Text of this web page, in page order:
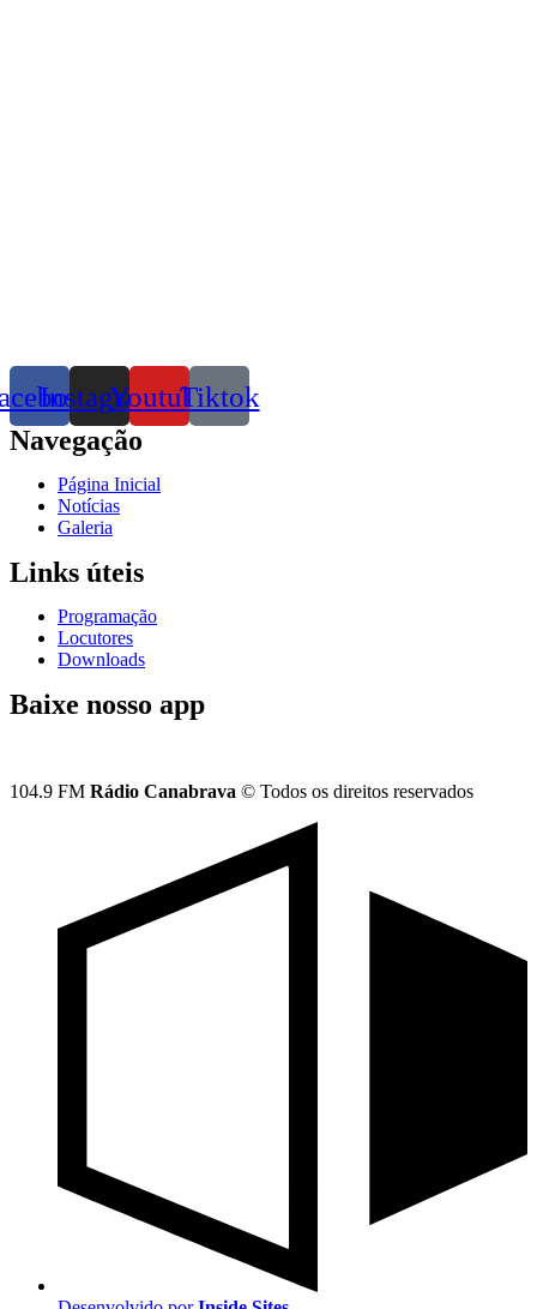
InstagramYoutubeTiktok
Navegação
Página Inicial
Notícias
Galeria
Links úteis
Programação
Locutores
Downloads
Baixe nosso app
104.9 FM Rádio Canabrava © Todos os direitos reservados